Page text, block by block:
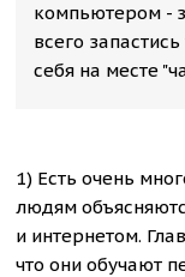
компьютером -
всего
себя на месте
1) Есть очень
людям
и интернетом.
что они обучают